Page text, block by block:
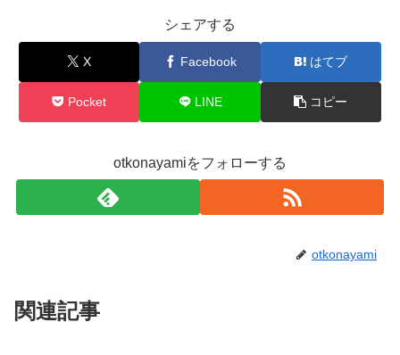
シェアする
X Facebook はてブ
Pocket LINE コピー
otkonayamiをフォローする
otkonayami
関連記事